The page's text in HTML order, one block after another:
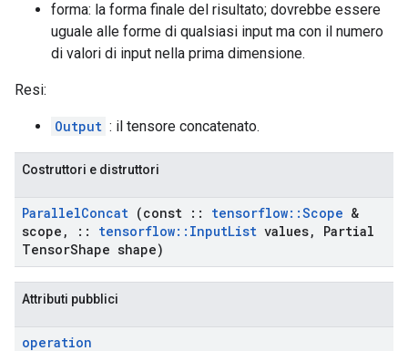
forma: la forma finale del risultato; dovrebbe essere
uguale alle forme di qualsiasi input ma con il numero
di valori di input nella prima dimensione.
Resi:
Output : il tensore concatenato.
Costruttori e distruttori
ParallelConcat (const :: tensorflow::Scope &
scope , :: tensorflow:: InputList values,
Partial
TensorShape shape)
Attributi pubblici
operation